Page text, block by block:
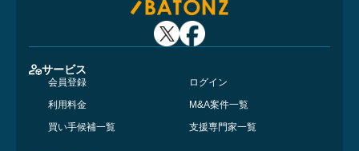
サービス
会員登録
ログイン
利用料金
M&A案件一覧
買い手候補一覧
支援専門家一覧